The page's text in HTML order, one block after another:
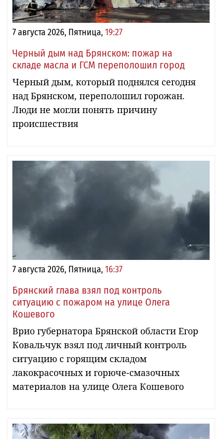
7 августа 2026, Пятница, 19:27
Черный дым над Брянском: пожар на
складе масла и ГСМ переполошил город
Черный дым, который поднялся сегодня
над Брянском, переполошил горожан.
Люди не могли понять причину
происшествия
7 августа 2026, Пятница, 16:37
Брянский глава взял под контроль
ситуацию с пожаром на улице Олега
Кошевого
Врио губернатора Брянской области Егор
Ковальчук взял под личный контроль
ситуацию с горящим складом
лакокрасочных и горюче-смазочных
материалов на улице Олега Кошевого